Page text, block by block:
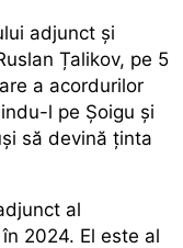
adjunct și
Țalikov, pe 5
a acordurilor
l pe Șoigu și
să devină ținta
al
2024. El este al